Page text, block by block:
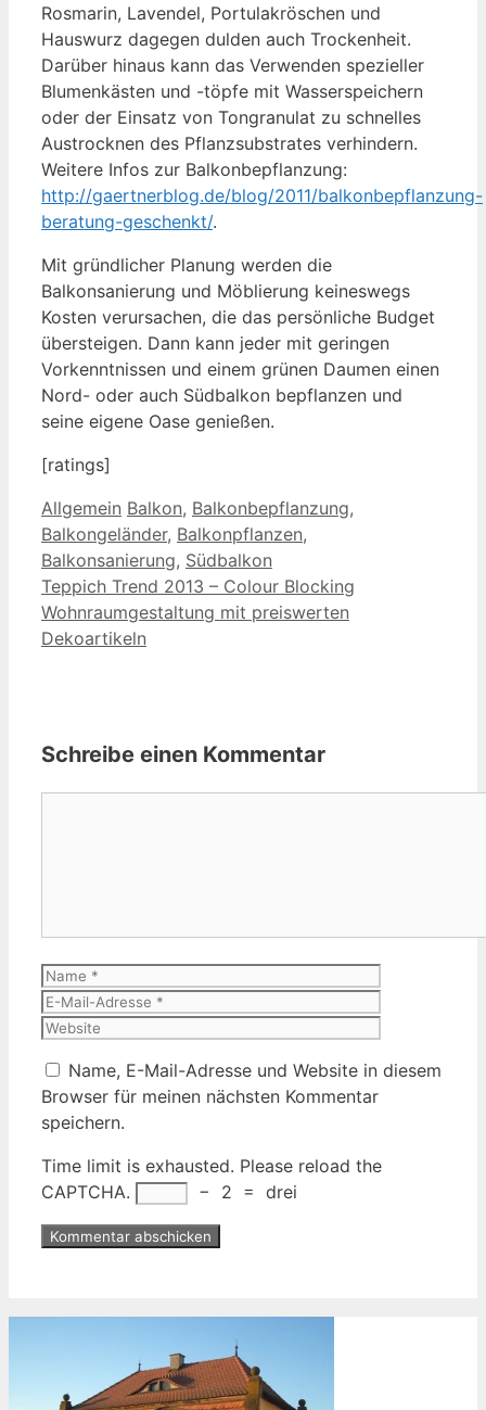
Rosmarin, Lavendel, Portulakröschen und
Hauswurz dagegen dulden auch Trockenheit.
Darüber hinaus kann das Verwenden spezieller
Blumenkästen und -töpfe mit Wasserspeichern
oder der Einsatz von Tongranulat zu schnelles
Austrocknen des Pflanzsubstrates verhindern.
Weitere Infos zur Balkonbepflanzung:
http://gaertnerblog.de/blog/2011/balkonbepflanzung-
beratung-geschenkt/.
Mit gründlicher Planung werden die
Balkonsanierung und Möblierung keineswegs
Kosten verursachen, die das persönliche Budget
übersteigen. Dann kann jeder mit geringen
Vorkenntnissen und einem grünen Daumen einen
Nord- oder auch Südbalkon bepflanzen und
seine eigene Oase genießen.
[ratings]
Kategorien
Allgemein Schlagwörter
Balkon, Balkonbepflanzung,
Balkongeländer, Balkonpflanzen,
Balkonsanierung, Südbalkon
Teppich Trend 2013 – Colour Blocking
Wohnraumgestaltung mit preiswerten
Dekoartikeln
Schreibe einen Kommentar
Name
Name, E-Mail-Adresse und Website in diesem
Browser für meinen nächsten Kommentar
speichern.
Time limit is exhausted. Please reload the
CAPTCHA.
− 2 = drei